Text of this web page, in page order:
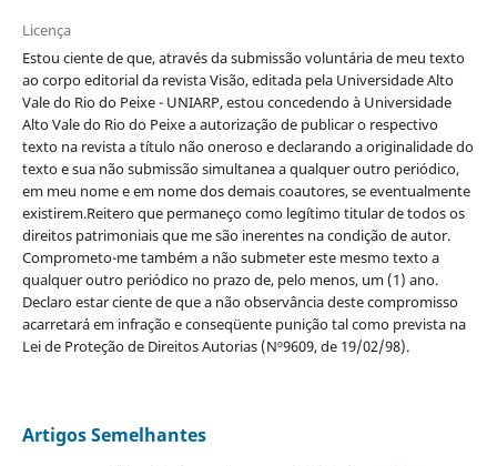
Licença
Estou ciente de que, através da submissão voluntária de meu texto
ao corpo editorial da revista Visão, editada pela Universidade Alto
Vale do Rio do Peixe - UNIARP, estou concedendo à Universidade
Alto Vale do Rio do Peixe a autorização de publicar o respectivo
texto na revista a título não oneroso e declarando a originalidade do
texto e sua não submissão simultanea a qualquer outro periódico,
em meu nome e em nome dos demais coautores, se eventualmente
existirem.Reitero que permaneço como legítimo titular de todos os
direitos patrimoniais que me são inerentes na condição de autor.
Comprometo-me também a não submeter este mesmo texto a
qualquer outro periódico no prazo de, pelo menos, um (1) ano.
Declaro estar ciente de que a não observância deste compromisso
acarretará em infração e conseqüente punição tal como prevista na
Lei de Proteção de Direitos Autorias (Nº9609, de 19/02/98).
Artigos Semelhantes